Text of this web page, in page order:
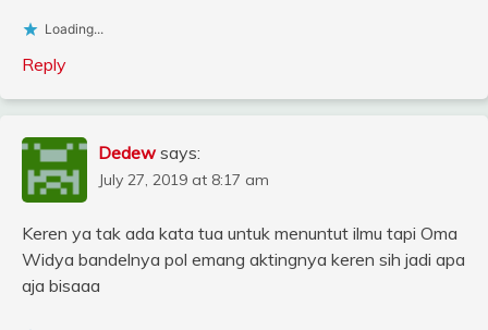
Loading...
Reply
Dedew says:
July 27, 2019 at 8:17 am
Keren ya tak ada kata tua untuk menuntut ilmu tapi Oma
Widya bandelnya pol emang aktingnya keren sih jadi apa
aja bisaaa